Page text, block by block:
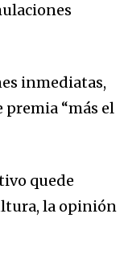
inmediatas,
“más el
quede
la opinión